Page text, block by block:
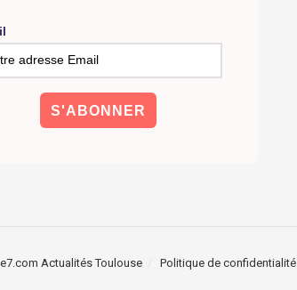
Actualités Toulouse Politique de confidentialité